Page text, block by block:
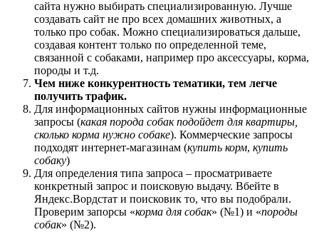
сайта нужно выбирать специализированную. Лучше
создавать сайт не про всех домашних животных, а
только про собак. Можно специализироваться дальше,
создавая контент только по определенной теме,
связанной с собаками, например про аксессуары, корма,
породы и т.д.
Чем ниже конкурентность тематики, тем легче
получить трафик.
Для информационных сайтов нужны информационные
запросы (какая порода собак подойдет для квартиры,
сколько корма нужно собаке). Коммерческие запросы
подходят интернет-магазинам (купить корм, купить
собаку)
Для определения типа запроса – просматриваете
конкретный запрос и поисковую выдачу. Вбейте в
Яндекс.Вордстат и поисковик то, что вы подобрали.
Проверим запорсы «корма для собак» (№1) и «породы
собак» (№2).